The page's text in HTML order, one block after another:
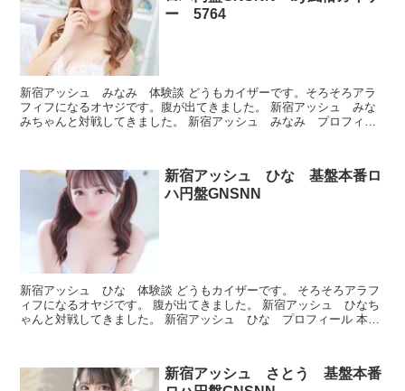
ー 5764
新宿アッシュ みなみ 体験談 どうもカイザーです。そろそろアラ
フィフになるオヤジです。腹が出てきました。 新宿アッシュ みな
みちゃんと対戦してきました。 新宿アッシュ みなみ プロフィー
新宿アッシュ ひな 基盤本番ロ
ハ円盤GNSNN
新宿アッシュ ひな 体験談 どうもカイザーです。 そろそろアラフ
ィフになるオヤジです。 腹が出てきました。 新宿アッシュ ひなち
ゃんと対戦してきました。 新宿アッシュ ひな プロフィール 本番
新宿アッシュ さとう 基盤本番